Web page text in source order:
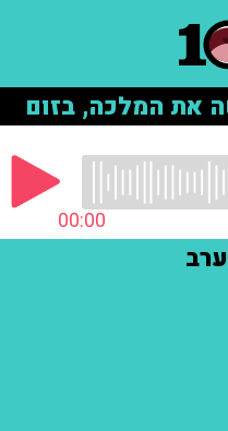
את המלכה, בזום
00:00